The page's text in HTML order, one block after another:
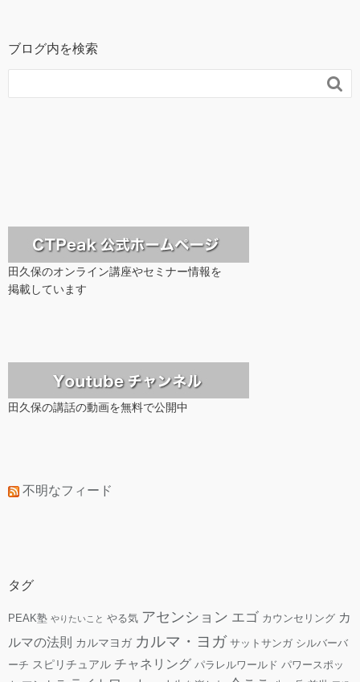
ブログ内を検索

田久保のオンライン講座やセミナー情報を
掲載しています
田久保の講話の動画を無料で公開中
不明なフィード
タグ
PEAK塾 やりたいこと やる気 アセンション エゴ カウンセリング カ
ルマの法則 カルマヨガ カルマ・ヨガ サットサンガ シルバーバ
ーチ スピリチュアル チャネリング パラレルワールド パワースポッ